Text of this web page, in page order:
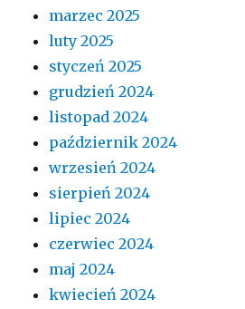
marzec 2025
luty 2025
styczeń 2025
grudzień 2024
listopad 2024
październik 2024
wrzesień 2024
sierpień 2024
lipiec 2024
czerwiec 2024
maj 2024
kwiecień 2024